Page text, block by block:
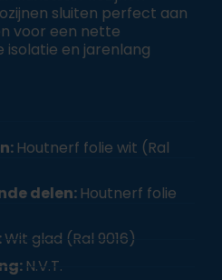
sluiten perfect aan
voor een nette
isolatie en jarenlang
Houtnerf folie wit (Ral
delen: Houtnerf folie
Wit glad (Ral 9016)
N.V.T.